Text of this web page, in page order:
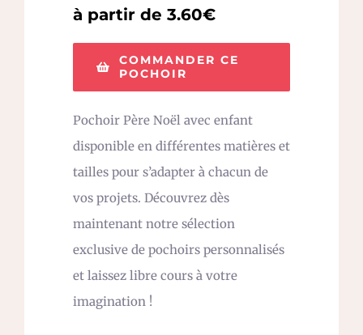
Note sur 5
à partir de 3.60€
COMMANDER CE
POCHOIR
Pochoir Père Noël avec enfant
disponible en différentes matières et
tailles pour s’adapter à chacun de
vos projets. Découvrez dès
maintenant notre sélection
exclusive de pochoirs personnalisés
et laissez libre cours à votre
imagination !